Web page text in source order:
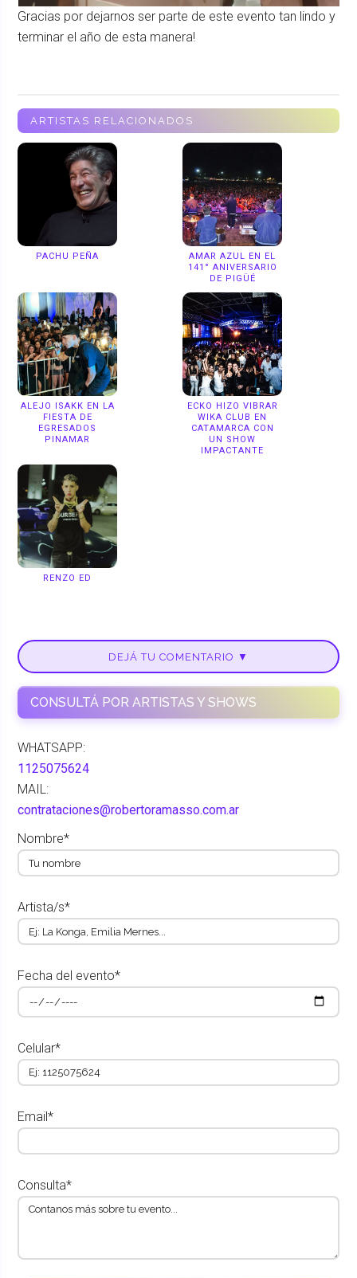
Gracias por dejarnos ser parte de este evento tan lindo y
terminar el año de esta manera!
ARTISTAS RELACIONADOS
PACHU PEÑA
AMAR AZUL EN EL
141° ANIVERSARIO
DE PIGÜÉ
ALEJO ISAKK EN LA
FIESTA DE
EGRESADOS
PINAMAR
ECKO HIZO VIBRAR
WIKA CLUB EN
CATAMARCA CON
UN SHOW
IMPACTANTE
RENZO ED
DEJÁ TU COMENTARIO ▼
CONSULTÁ POR ARTISTAS Y SHOWS
WHATSAPP:
1125075624
MAIL:
contrataciones@robertoramasso.com.ar
Nombre*
Artista/s*
Fecha del evento*
Celular*
Email*
Consulta*